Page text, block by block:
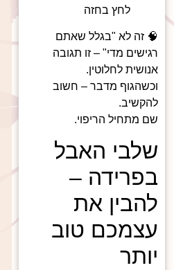
לחץ בחזה
🧠 זה לא "בגלל שאתם
רגישים מדי" – זו תגובה
אנושית לחלוטין.
וכשהגוף מדבר – חשוב
להקשיב.
שם מתחיל הריפוי.
שלבי האבל
בפרידה –
להבין את
עצמכם טוב
יותר